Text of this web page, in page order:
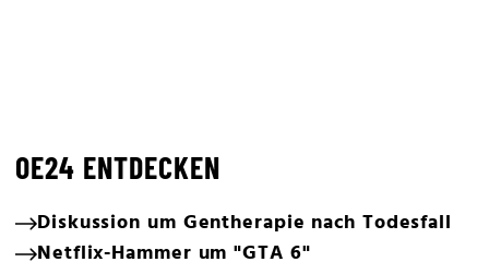
OE24 ENTDECKEN
Diskussion um Gentherapie nach Todesfall
Netflix-Hammer um "GTA 6"